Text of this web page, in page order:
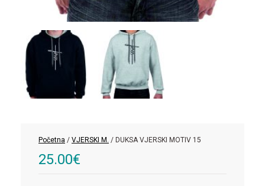
Početna / VJERSKI M. / DUKSA VJERSKI MOTIV 15
25.00€